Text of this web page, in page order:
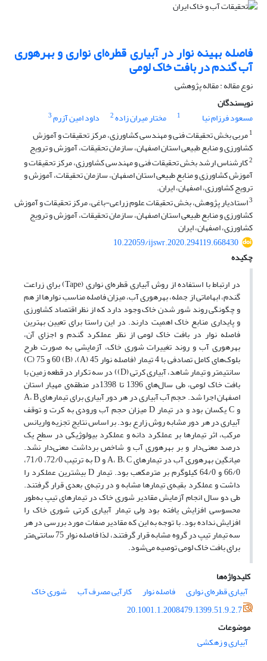
فاصله بهینه نوار در آبیاری قطره‌ای نواری و بهرهوری
آب گندم در بافت خاک لومی
نوع مقاله : مقاله پژوهشی
نویسندگان
مسعود فرزام نیا
1 مختار میران زاده2 داود امین آزرم3
1مربی بخش تحقیقات فنی و مهندسی کشاورزی، مرکز تحقیقات و آموزش
کشاورزی و منابع طبیعی استان اصفهان، سازمان تحقیقات، آموزش و ترویج
2کارشناس ارشد بخش تحقیقات فنی و مهندسی کشاورزی، مرکز تحقیقات و
آموزش کشاورزی و منابع طبیعی استان اصفهان، سازمان تحقیقات، آموزش و
ترویج کشاورزی، اصفهان، ایران.
3استادیار پژوهش، بخش تحقیقات علوم زراعی-باغی، مرکز تحقیقات و آموزش
کشاورزی و منابع طبیعی استان اصفهان، سازمان تحقیقات، آموزش و ترویج
کشاورزی، اصفهان، ایران
10.22059/ijswr.2020.294119.668430
چکیده
در ارتباط با استفاده از روش آبیاری قطره‌ای نواری (Tape) برای زراعت
گندم، ابهاماتی از جمله، بهرهوری آب، میزان فاصله مناسب نوارها از هم
و چگونگی روند شور شدن خاک وجود دارد که از نظر اقتصاد کشاورزی
و پایداری منابع خاک اهمیت دارند. در این راستا برای تعیین بهترین
فاصله نوار در بافت خاک لومی از نظر عملکرد گندم و اجزای آن،
بهرهوری آب و روند تغییرات شوری خاک، آزمایشی به صورت طرح
بلو‌ک‌های کامل تصادفی با 4 تیمار (فاصله نوار 45 (A)، 60 (B) و 75 (C)
سانتیمتر و تیمار شاهد، آبیاری کرتی (D)) در سه تکرار در قطعه زمین با
بافت خاک لومی، طی سال‌های 1396 تا 1398در منطقه‌ی مهیار استان
اصفهان اجرا شد. حجم آب آبیاری در هر دور آبیاری برای تیمارهای A، B
و C یکسان بود و در تیمار D میزان حجم آب ورودی به کرت و توقف
آبیاری در هر دور مشابه روش زارع بود. بر اساس نتایج تجزیه واریانس
مرکب، اثر تیمارها بر عملکرد دانه و عملکرد بیولوژیکی در سطح یک
درصد معنی‌دار و بر بهرهوری آب و شاخص برداشت معنی‌دار نشد.
میانگین بهرهوری آب در تیمارهای A، B، C و D به ترتیب 72/0، 71/0،
66/0 و 64/0 کیلوگرم بر مترمکعب بود. تیمار D بیشترین عملکرد را
داشت و عملکرد بقیه‌ی تیمارها مشابه و در رتبه‌ی بعدی قرار گرفتند.
طی دو سال انجام آزمایش مقادیر شوری خاک در تیمارهای تیپ به‌طور
محسوسی افزایش یافته بود ولی تیمار آبیاری کرتی شوری خاک را
افزایش نداده بود. با توجه به این که مقادیر صفات مورد بررسی در هر
سه تیمار تیپ در گروه مشابه قرار گرفتند، لذا فاصله نوار 75 سانتی‌متر
برای بافت خاک لومی توصیه می‌شود.
کلیدواژه‌ها
آبیاری قطره‌ای نواری
فاصله نوار کارآیی مصرف آب
شوری خاک
20.1001.1.2008479.1399.51.9.2.7
موضوعات
آبیاری و زهکشی